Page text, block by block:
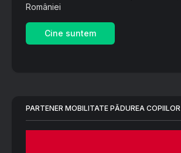
României
Cine suntem
PARTENER MOBILITATE PĂDUREA COPIILOR